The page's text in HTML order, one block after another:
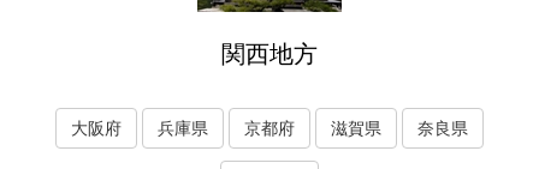
関西地方
大阪府 兵庫県 京都府 滋賀県 奈良県